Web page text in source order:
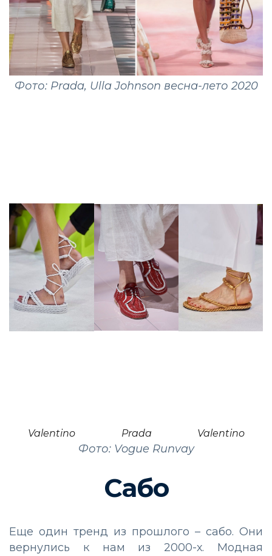
Фото: Prada, Ulla Johnson весна-лето 2020
Valentino Prada Valentino
Фото: Vogue Runvay
Сабо
Еще один тренд из прошлого – сабо. Они
вернулись к нам из 2000-х. Модная